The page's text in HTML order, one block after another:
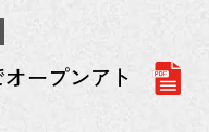
ープンアト